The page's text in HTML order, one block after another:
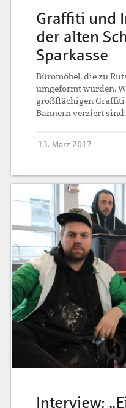
Graffiti und
der alten
Sparkasse
Büromöbel, die zu
umgeformt wurden.
großflächigen Graffiti
Bannern verziert
13. März 2017
Interview: